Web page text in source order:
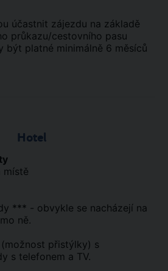
účastnit zájezdu na základě
průkazu/cestovního pasu
být platné minimálně 6 měsíců
Hotel
místě
*** - obvykle se nacházejí na
ně.
přistýlky) s
s telefonem a TV.